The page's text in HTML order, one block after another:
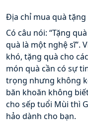
Địa chỉ mua quà
Có câu nói: “Tặng
quà là một nghệ sĩ”.
khó, tặng quà cho
món quà cần có sự
trọng nhưng không
băn khoăn không
cho sếp tuổi Mùi thì
hảo dành cho bạn.